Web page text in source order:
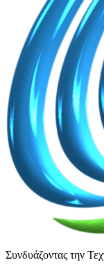
Συνδυάζοντας την